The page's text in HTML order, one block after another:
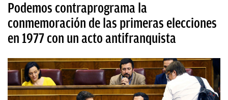
Podemos contraprograma la
conmemoración de las primeras elecciones
en 1977 con un acto antifranquista